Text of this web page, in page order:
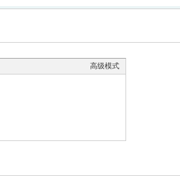
高级模式